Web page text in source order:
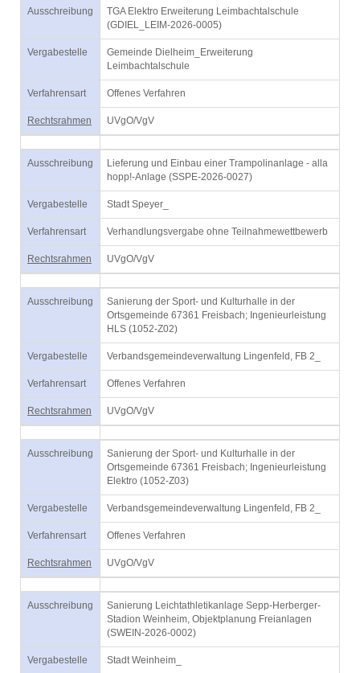
Ausschreibung
TGA Elektro Erweiterung Leimbachtalschule
(GDIEL_LEIM-2026-0005)
Vergabestelle
Gemeinde Dielheim_Erweiterung
Leimbachtalschule
Verfahrensart Offenes Verfahren
Rechtsrahmen UVgO/VgV
Ausschreibung
Lieferung und Einbau einer Trampolinanlage - alla
hopp!-Anlage (SSPE-2026-0027)
Vergabestelle Stadt Speyer_
Verfahrensart Verhandlungsvergabe ohne Teilnahmewettbewerb
Rechtsrahmen UVgO/VgV
Ausschreibung
Sanierung der Sport- und Kulturhalle in der
Ortsgemeinde 67361 Freisbach; Ingenieurleistung
HLS (1052-Z02)
Vergabestelle Verbandsgemeindeverwaltung Lingenfeld, FB 2_
Verfahrensart Offenes Verfahren
Rechtsrahmen UVgO/VgV
Ausschreibung
Sanierung der Sport- und Kulturhalle in der
Ortsgemeinde 67361 Freisbach; Ingenieurleistung
Elektro (1052-Z03)
Vergabestelle Verbandsgemeindeverwaltung Lingenfeld, FB 2_
Verfahrensart Offenes Verfahren
Rechtsrahmen UVgO/VgV
Ausschreibung
Sanierung Leichtathletikanlage Sepp-Herberger-
Stadion Weinheim, Objektplanung Freianlagen
(SWEIN-2026-0002)
Vergabestelle Stadt Weinheim_